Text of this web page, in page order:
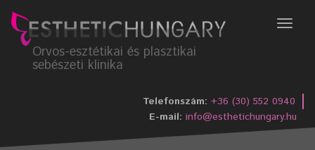
Menü
Orvos-esztétikai és plasztikai
sebészeti klinika
Telefonszám: +36 (30) 552 0940
E-mail: info@esthetichungary.hu